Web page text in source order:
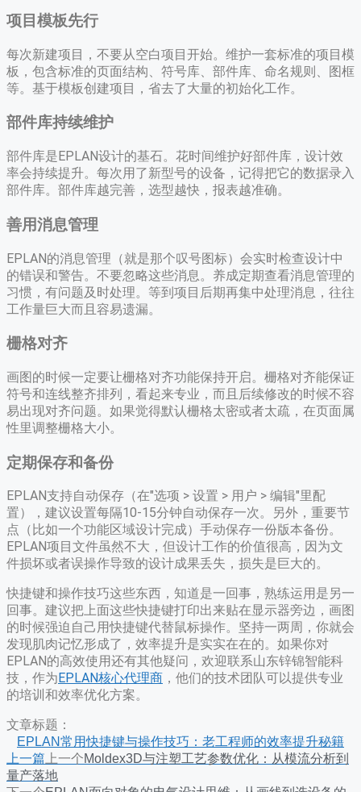
项目模板先行
每次新建项目，不要从空白项目开始。维护一套标准的项目模
板，包含标准的页面结构、符号库、部件库、命名规则、图框
等。基于模板创建项目，省去了大量的初始化工作。
部件库持续维护
部件库是EPLAN设计的基石。花时间维护好部件库，设计效
率会持续提升。每次用了新型号的设备，记得把它的数据录入
部件库。部件库越完善，选型越快，报表越准确。
善用消息管理
EPLAN的消息管理（就是那个叹号图标）会实时检查设计中
的错误和警告。不要忽略这些消息。养成定期查看消息管理的
习惯，有问题及时处理。等到项目后期再集中处理消息，往往
工作量巨大而且容易遗漏。
栅格对齐
画图的时候一定要让栅格对齐功能保持开启。栅格对齐能保证
符号和连线整齐排列，看起来专业，而且后续修改的时候不容
易出现对齐问题。如果觉得默认栅格太密或者太疏，在页面属
性里调整栅格大小。
定期保存和备份
EPLAN支持自动保存（在"选项 > 设置 > 用户 > 编辑"里配
置），建议设置每隔10-15分钟自动保存一次。另外，重要节
点（比如一个功能区域设计完成）手动保存一份版本备份。
EPLAN项目文件虽然不大，但设计工作的价值很高，因为文
件损坏或者误操作导致的设计成果丢失，损失是巨大的。
快捷键和操作技巧这些东西，知道是一回事，熟练运用是另一
回事。建议把上面这些快捷键打印出来贴在显示器旁边，画图
的时候强迫自己用快捷键代替鼠标操作。坚持一两周，你就会
发现肌肉记忆形成了，效率提升是实实在在的。如果你对
EPLAN的高效使用还有其他疑问，欢迎联系山东锌锦智能科
技，作为 EPLAN核心代理商 ，他们的技术团队可以提供专业
的培训和效率优化方案。
文章标题：
EPLAN常用快捷键与操作技巧：老工程师的效率提升秘籍
上一篇 上一个Moldex3D与注塑工艺参数优化：从模流分析到
量产落地